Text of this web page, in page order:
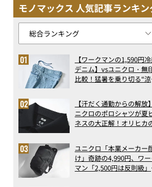
モノマックス 人気記事ランキン
【ワークマンの1,590円
デニム】vsユニクロ・無
比較！猛暑を乗り切る“
で決定版
【汗だく通勤からの解放
ニクロのポロシャツが夏
ネスの大正解！オリヒカ
アの実力
ユニクロ「本業メーカー
け」奇跡の4,990円、ワー
マン「2,500円は反則級